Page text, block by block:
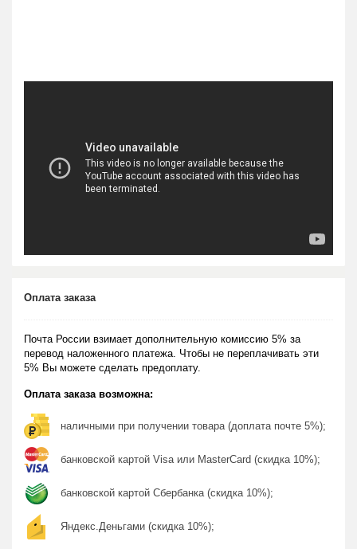
Оплата заказа
Почта России взимает дополнительную комиссию 5% за
перевод наложенного платежа. Чтобы не переплачивать эти
5% Вы можете сделать предоплату.
Оплата заказа возможна:
наличными при получении товара (доплата почте 5%);
банковской картой Visa или MasterCard (скидка 10%);
банковской картой Сбербанка (скидка 10%);
Яндекс.Деньгами (скидка 10%);